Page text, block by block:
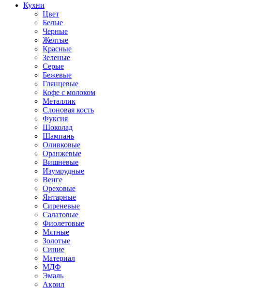
Кухни
Цвет
Белые
Черные
Желтые
Красные
Зеленые
Серые
Бежевые
Глянцевые
Кофе с молоком
Металлик
Слоновая кость
Фуксия
Шоколад
Шампань
Оливковые
Оранжевые
Вишневые
Изумрудные
Венге
Ореховые
Янтарные
Сиреневые
Салатовые
Фиолетовые
Мятные
Золотые
Синие
Материал
МДФ
Эмаль
Акрил